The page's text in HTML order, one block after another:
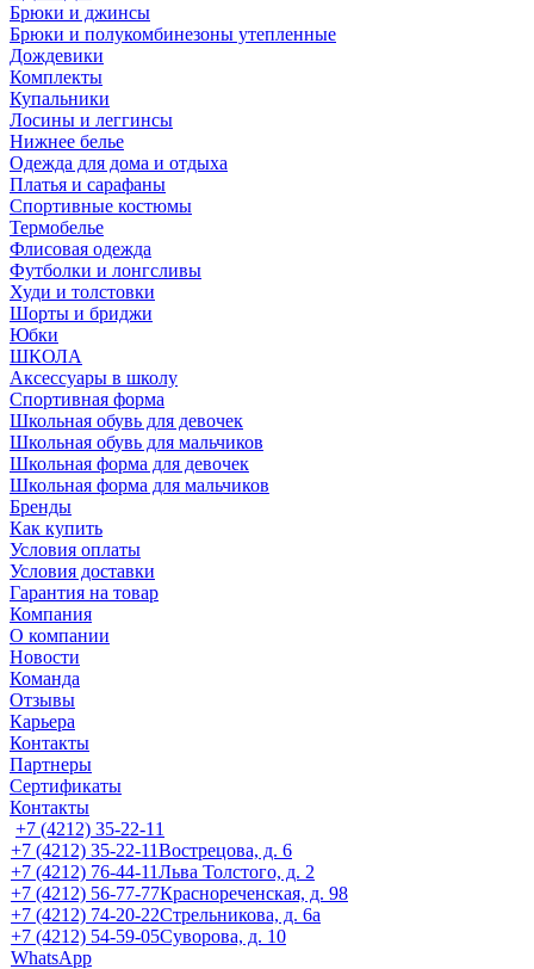
Брюки и джинсы
Брюки и полукомбинезоны утепленные
Дождевики
Комплекты
Купальники
Лосины и леггинсы
Нижнее белье
Одежда для дома и отдыха
Платья и сарафаны
Спортивные костюмы
Термобелье
Флисовая одежда
Футболки и лонгсливы
Худи и толстовки
Шорты и бриджи
Юбки
ШКОЛА
Аксессуары в школу
Спортивная форма
Школьная обувь для девочек
Школьная обувь для мальчиков
Школьная форма для девочек
Школьная форма для мальчиков
Бренды
Как купить
Условия оплаты
Условия доставки
Гарантия на товар
Компания
О компании
Новости
Команда
Отзывы
Карьера
Контакты
Партнеры
Сертификаты
Контакты
+7 (4212) 35-22-11
+7 (4212) 35-22-11Вострецова, д. 6
+7 (4212) 76-44-11Льва Толстого, д. 2
+7 (4212) 56-77-77Краснореченская, д. 98
+7 (4212) 74-20-22Стрельникова, д. 6а
+7 (4212) 54-59-05Суворова, д. 10
WhatsApp